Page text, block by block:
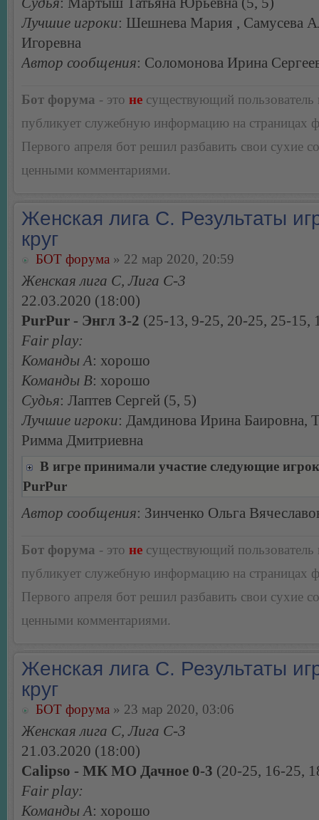
Лучшие игроки: Шешнева Мария , Самусева
Игоревна
Автор сообщения: Соломонова Ирина
Бот форума - это не существующий пользователь
публикует служебную информацию на страницах
Первого апреля бот решил разбавить свои сухие
ценными комментариями.
Женская лига С. Результаты
круг
БОТ форума » 22 мар 2020, 20:59
Женская лига С, Лига С-3
22.03.2020 (18:00)
PurPur - Энгл 3-2 (25-13, 9-25, 20-25, 25-15,
Fair play:
Команды А: хорошо
Команды В: хорошо
Судья: Лаптев Сергей (5, 5)
Лучшие игроки: Дамдинова Ирина Баировна,
Римма Дмитриевна
В игре принимали участие следующие
PurPur
Автор сообщения: Зинченко Ольга
Бот форума - это не существующий пользователь
публикует служебную информацию на страницах
Первого апреля бот решил разбавить свои сухие
ценными комментариями.
Женская лига С. Результаты
круг
БОТ форума » 23 мар 2020, 03:06
Женская лига С, Лига С-3
21.03.2020 (18:00)
Calipso - МК МО Дачное 0-3 (20-25, 16-25,
Fair play:
Команды А: хорошо